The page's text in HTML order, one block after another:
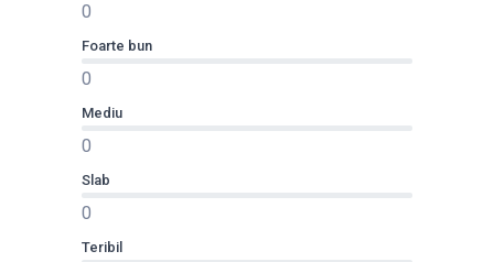
0
Foarte bun
0
Mediu
0
Slab
0
Teribil